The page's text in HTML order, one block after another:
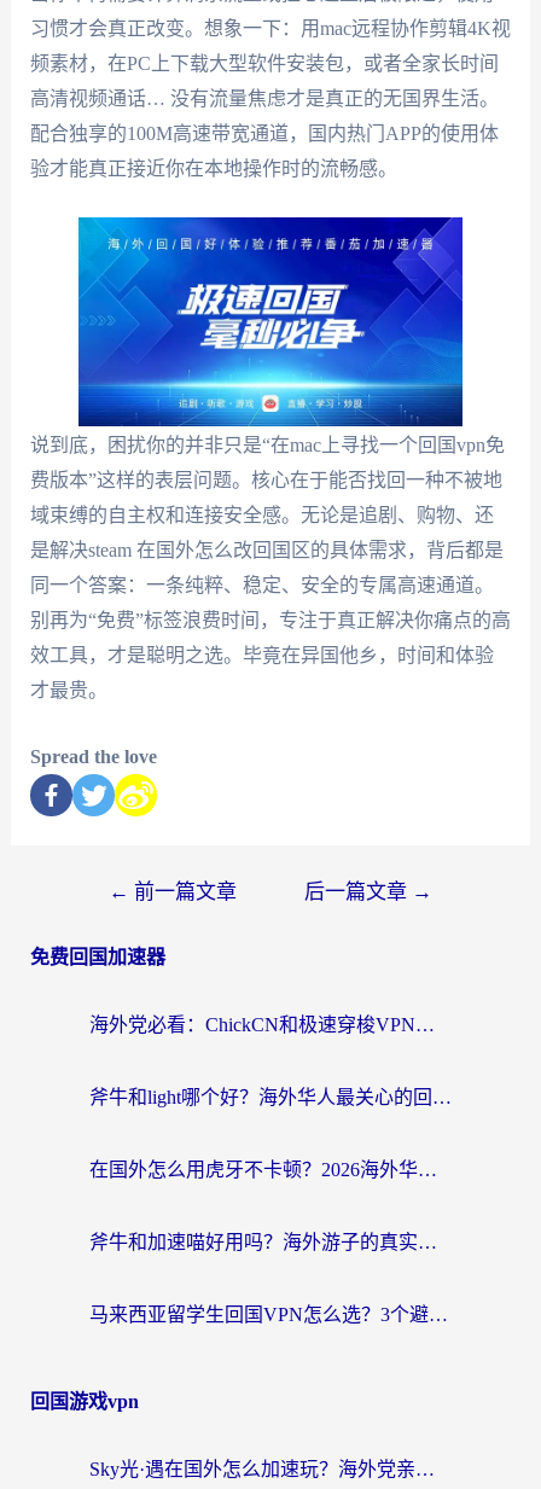
习惯才会真正改变。想象一下：用mac远程协作剪辑4K视
频素材，在PC上下载大型软件安装包，或者全家长时间
高清视频通话… 没有流量焦虑才是真正的无国界生活。
配合独享的100M高速带宽通道，国内热门APP的使用体
验才能真正接近你在本地操作时的流畅感。
说到底，困扰你的并非只是“在mac上寻找一个回国vpn免
费版本”这样的表层问题。核心在于能否找回一种不被地
域束缚的自主权和连接安全感。无论是追剧、购物、还
是解决steam 在国外怎么改回国区的具体需求，背后都是
同一个答案：一条纯粹、稳定、安全的专属高速通道。
别再为“免费”标签浪费时间，专注于真正解决你痛点的高
效工具，才是聪明之选。毕竟在异国他乡，时间和体验
才最贵。
Spread the love
← 前一篇文章 后一篇文章 →
免费回国加速器
海外党必看：ChickCN和极速穿梭VPN好用吗？3招教你选对回国加速器无缝刷国内资源
斧牛和light哪个好？海外华人最关心的回国加速器选择难题，一篇讲透
在国外怎么用虎牙不卡顿？2026海外华人亲测有效的回国加速器选择指南
斧牛和加速喵好用吗？海外游子的真实选择困境
马来西亚留学生回国VPN怎么选？3个避坑点+1款实测好用的加速器推荐
回国游戏vpn
Sky光·遇在国外怎么加速玩？海外党亲测有效的国服游戏加速指南